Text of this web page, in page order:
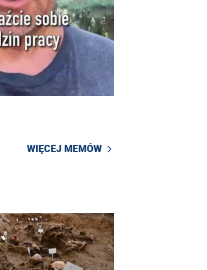
WIĘCEJ MEMÓW